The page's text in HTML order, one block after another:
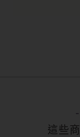
這些